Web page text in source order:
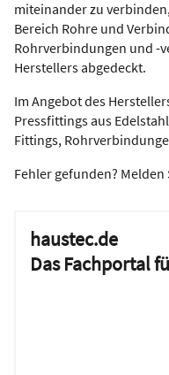
miteinander zu
Bereich Rohre und
Rohrverbindungen und -
Herstellers abgedeckt.
Im Angebot des
Pressfittings aus
Fittings,
Fehler gefunden? Melden
haustec.de
Das Fachportal